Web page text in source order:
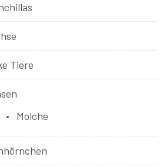
Tiere
Molche